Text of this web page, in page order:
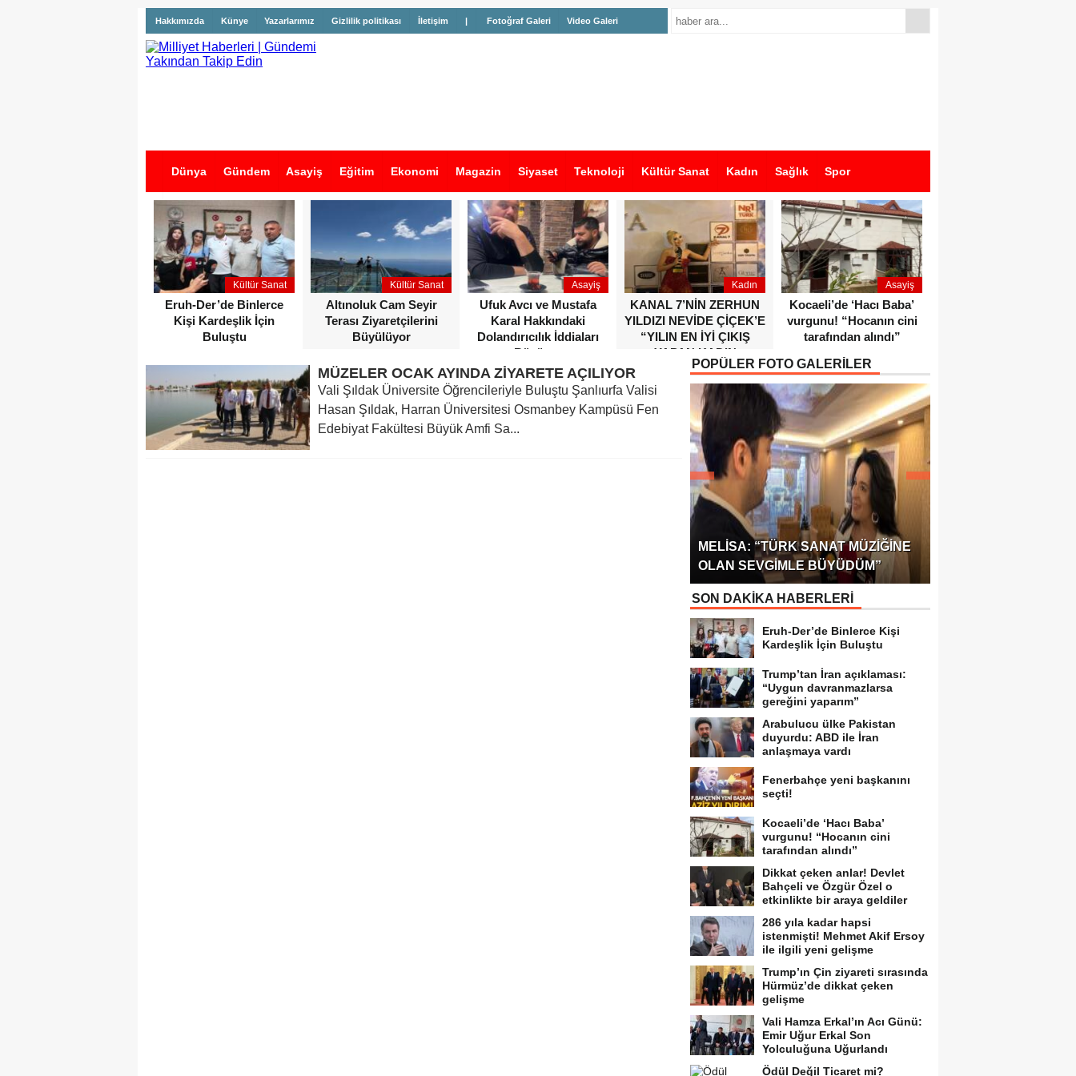
Hakkımızda Künye Yazarlarımız Gizlilik politikası İletişim | Fotoğraf Galeri Video Galeri
Dünya Gündem Asayiş Eğitim Ekonomi Magazin Siyaset Teknoloji Kültür Sanat Kadın Sağlık Spor
İş İlanları
Kültür Sanat
Eruh-Der’de Binlerce
Kişi Kardeşlik İçin
Buluştu
Kültür Sanat
Altınoluk Cam Seyir
Terası Ziyaretçilerini
Büyülüyor
Asayiş
Ufuk Avcı ve Mustafa
Karal Hakkındaki
Dolandırıcılık İddiaları
Büyüyor
Kadın
KANAL 7’NİN ZERHUN
YILDIZI NEVİDE ÇİÇEK’E
“YILIN EN İYİ ÇIKIŞ
YAPAN KADIN
OYUNCUSU” ÖDÜLÜ!
Asayiş
Kocaeli’de ‘Hacı Baba’
vurgunu! “Hocanın cini
tarafından alındı”
MÜZELER OCAK AYINDA ZİYARETE AÇILIYOR
Vali Şıldak Üniversite Öğrencileriyle Buluştu Şanlıurfa Valisi
Hasan Şıldak, Harran Üniversitesi Osmanbey Kampüsü Fen
Edebiyat Fakültesi Büyük Amfi Sa...
POPÜLER FOTO GALERİLER
MELISA: “TÜRK SANAT MÜZIĞINE
OLAN SEVGIMLE BÜYÜDÜM”
SON DAKİKA HABERLERİ
Eruh-Der’de Binlerce Kişi
Kardeşlik İçin Buluştu
Trump’tan İran açıklaması:
“Uygun davranmazlarsa
gereğini yaparım”
Arabulucu ülke Pakistan
duyurdu: ABD ile İran
anlaşmaya vardı
Fenerbahçe yeni başkanını
seçti!
Kocaeli’de ‘Hacı Baba’
vurgunu! “Hocanın cini
tarafından alındı”
Dikkat çeken anlar! Devlet
Bahçeli ve Özgür Özel o
etkinlikte bir araya geldiler
286 yıla kadar hapsi
istenmişti! Mehmet Akif Ersoy
ile ilgili yeni gelişme
Trump’ın Çin ziyareti sırasında
Hürmüz’de dikkat çeken
gelişme
Vali Hamza Erkal’ın Acı Günü:
Emir Uğur Erkal Son
Yolculuğuna Uğurlandı
Ödül Değil Ticaret mi?